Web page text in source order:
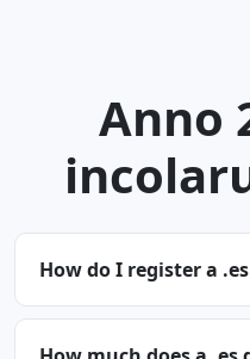
Anno
How do I register a